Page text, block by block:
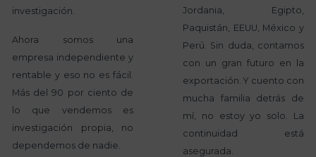
investigación.
Ahora somos una
empresa independiente y
rentable y eso no es fácil.
Más del 90 por ciento de
lo que vendemos es
investigación propia, no
dependemos de nadie.
Jordania, Egipto,
Paquistán, EEUU, México y
Perú. Sin duda, contamos
con un gran futuro en la
exportación. Y cuento con
mucha familia detrás de
mí, no estoy yo solo. La
continuidad está
asegurada.